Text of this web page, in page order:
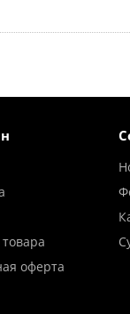
оферта